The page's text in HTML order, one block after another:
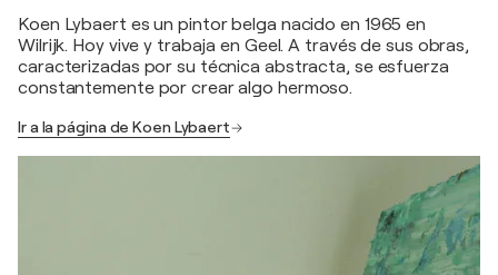
Koen Lybaert es un pintor belga nacido en 1965 en
Wilrijk. Hoy vive y trabaja en Geel. A través de sus obras,
caracterizadas por su técnica abstracta, se esfuerza
constantemente por crear algo hermoso.
Ir a la página de Koen Lybaert